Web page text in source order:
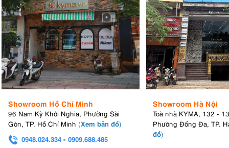
Showroom Hồ Chí Minh
96 Nam Kỳ Khởi Nghĩa, Phường Sài
Gòn, TP. Hồ Chí Minh (Xem bản đồ)
0948.024.334 - 0909.688.485
Showroom Hà Nội
Toà nhà KYMA, 132 -
Phường Đống Đa, TP.
đồ)